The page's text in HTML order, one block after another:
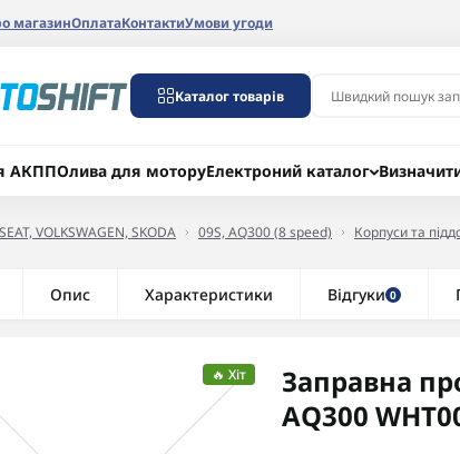
магазинОплатаКонтактиУмови угоди
Каталог товарів
АКППОлива для моторуЕлектроний каталог
VOLKSWAGEN, SKODA 09S, AQ300 (8 speed) Корпуси та
Опис Характеристики Відгуки 0
🔥 Хіт
Заправна
AQ300